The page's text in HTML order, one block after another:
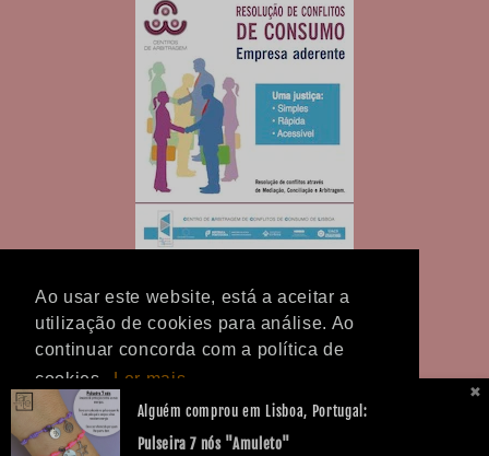
Ao usar este website, está a aceitar a
utilização de cookies para análise. Ao
continuar concorda com a política de
cookies.
Ler mais
Ok!
✖
Alguém comprou em Lisboa, Portugal:
Pulseira 7 nós "Amuleto"